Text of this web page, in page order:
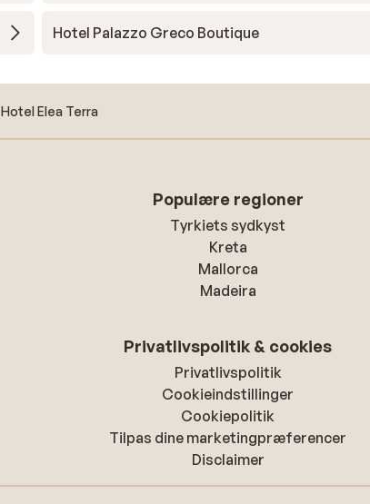
Hotel Palazzo Greco Boutique
Hotel Elea Terra
Populære regioner
Tyrkiets sydkyst
Kreta
Mallorca
Madeira
Privatlivspolitik & cookies
Privatlivspolitik
Cookieindstillinger
Cookiepolitik
Tilpas dine marketingpræferencer
Disclaimer